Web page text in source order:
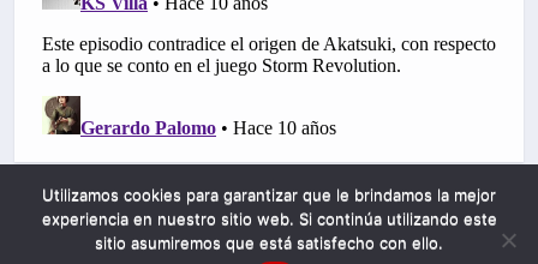
Utilizamos cookies para garantizar que le brindamos la mejor
experiencia en nuestro sitio web. Si continúa utilizando este
sitio asumiremos que está satisfecho con ello.